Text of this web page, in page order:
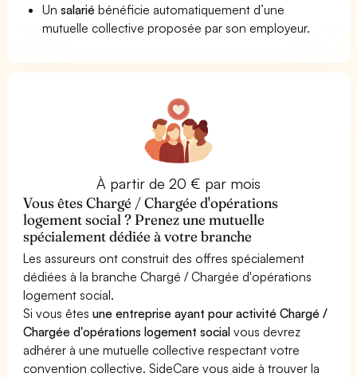
Unsalarié bénéficie automatiquement d’une
mutuelle collective proposée par son employeur.
À partir de 20 € par mois
Vous êtes Chargé / Chargée d'opérations
logement social ? Prenez une mutuelle
spécialement dédiée à votre branche
Les assureurs ont construit des offres spécialement
dédiées à la branche Chargé / Chargée d'opérations
logement social.
Si vous êtesune entreprise ayant pour activité Chargé /
Chargée d'opérations logement social vous devrez
adhérer à une mutuelle collective respectant votre
convention collective. SideCare vous aide à trouver la